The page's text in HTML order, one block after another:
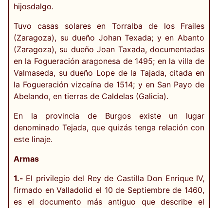
hijosdalgo.
Tuvo casas solares en Torralba de los Frailes
(Zaragoza), su dueño Johan Texada; y en Abanto
(Zaragoza), su dueño Joan Taxada, documentadas
en la Fogueración aragonesa de 1495; en la villa de
Valmaseda, su dueño Lope de la Tajada, citada en
la Fogueración vizcaína de 1514; y en San Payo de
Abelando, en tierras de Caldelas (Galicia).
En la provincia de Burgos existe un lugar
denominado Tejada, que quizás tenga relación con
este linaje.
Armas
1.- El privilegio del Rey de Castilla Don Enrique IV,
firmado en Valladolid el 10 de Septiembre de 1460,
es el documento más antiguo que describe el